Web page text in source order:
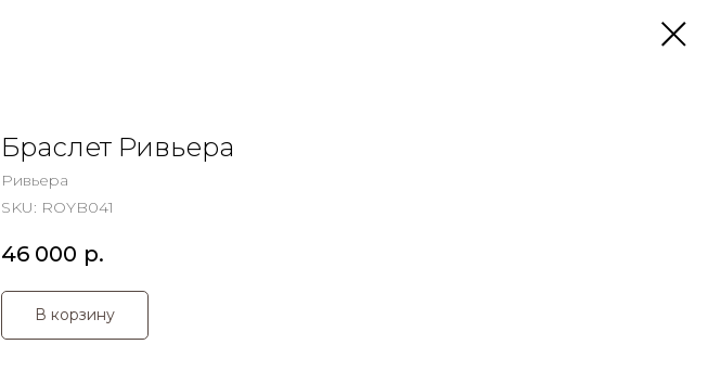
Браслет Ривьера
Ривьера
SKU: ROYB041
46 000 р.
В корзину